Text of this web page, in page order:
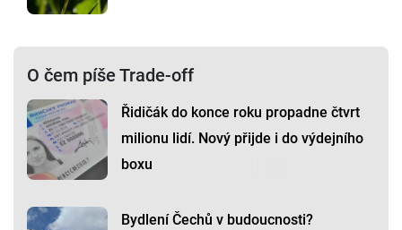
O čem píše Trade-off
Řidičák do konce roku propadne čtvrt
milionu lidí. Nový přijde i do výdejního
boxu
Bydlení Čechů v budoucnosti?